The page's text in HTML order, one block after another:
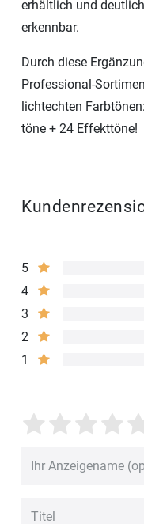
erhältlich und
erkennbar.
Durch diese
Professional-
lichtechten
töne + 24 Effekttöne!
5
4
3
2
1